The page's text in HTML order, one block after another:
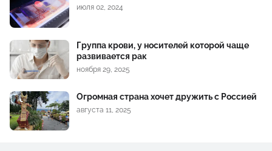
июля 02, 2024
Группа крови, у носителей которой чаще
развивается рак
ноября 29, 2025
Огромная страна хочет дружить с Россией
августа 11, 2025